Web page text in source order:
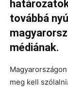
továbbá
médiának.
meg kell